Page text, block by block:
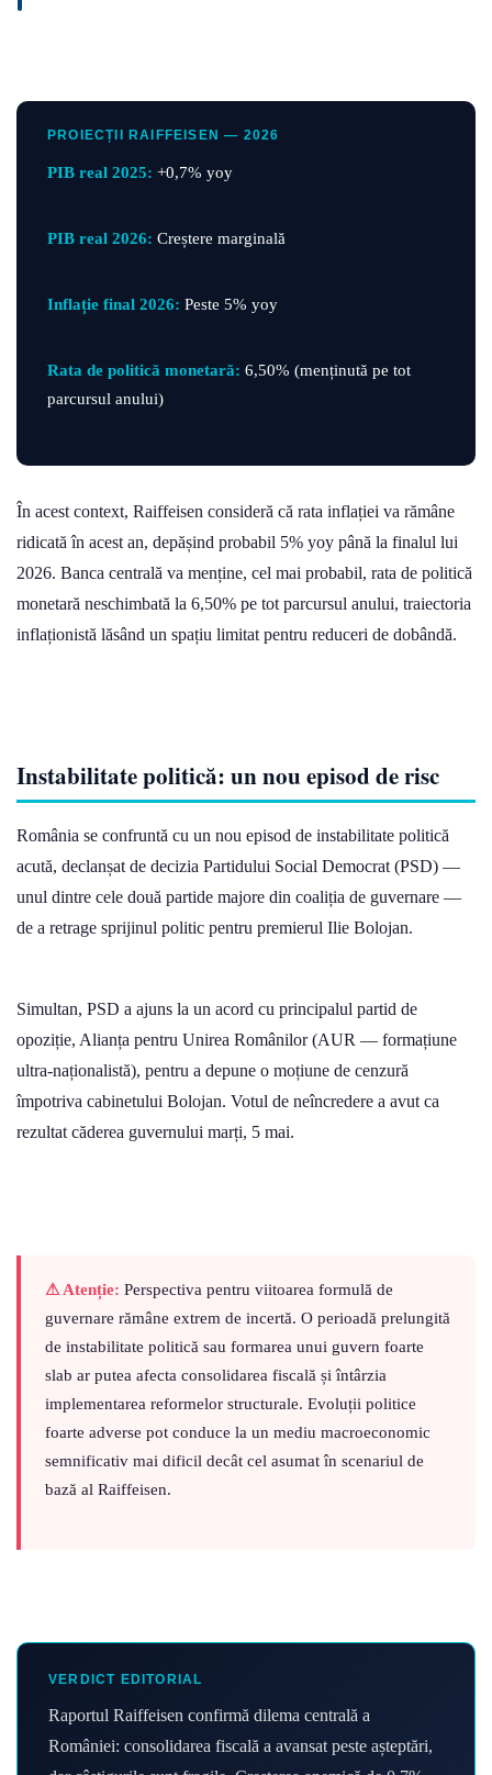
PROIECȚII RAIFFEISEN — 2026
PIB real 2025: +0,7% yoy
PIB real 2026: Creștere marginală
Inflație final 2026: Peste 5% yoy
Rata de politică monetară: 6,50% (menținută pe tot
parcursul anului)
În acest context, Raiffeisen consideră că rata inflației va rămâne
ridicată în acest an, depășind probabil 5% yoy până la finalul lui
2026. Banca centrală va menține, cel mai probabil, rata de politică
monetară neschimbată la 6,50% pe tot parcursul anului, traiectoria
inflaționistă lăsând un spațiu limitat pentru reduceri de dobândă.
Instabilitate politică: un nou episod de risc
România se confruntă cu un nou episod de instabilitate politică
acută, declanșat de decizia Partidului Social Democrat (PSD) —
unul dintre cele două partide majore din coaliția de guvernare —
de a retrage sprijinul politic pentru premierul Ilie Bolojan.
Simultan, PSD a ajuns la un acord cu principalul partid de
opoziție, Alianța pentru Unirea Românilor (AUR — formațiune
ultra-naționalistă), pentru a depune o moțiune de cenzură
împotriva cabinetului Bolojan. Votul de neîncredere a avut ca
rezultat căderea guvernului marți, 5 mai.
⚠ Atenție: Perspectiva pentru viitoarea formulă de
guvernare rămâne extrem de incertă. O perioadă prelungită
de instabilitate politică sau formarea unui guvern foarte
slab ar putea afecta consolidarea fiscală și întârzia
implementarea reformelor structurale. Evoluții politice
foarte adverse pot conduce la un mediu macroeconomic
semnificativ mai dificil decât cel asumat în scenariul de
bază al Raiffeisen.
VERDICT EDITORIAL
Raportul Raiffeisen confirmă dilema centrală a
României: consolidarea fiscală a avansat peste așteptări,